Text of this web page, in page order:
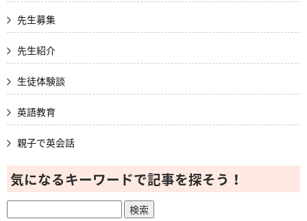
先生募集
先生紹介
生徒体験談
英語教育
親子で英会話
気になるキーワードで記事を探そう！